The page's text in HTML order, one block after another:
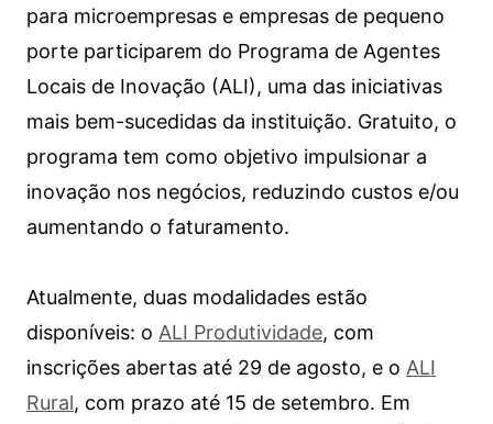
para microempresas e empresas de pequeno
porte participarem do Programa de Agentes
Locais de Inovação (ALI), uma das iniciativas
mais bem-sucedidas da instituição. Gratuito, o
programa tem como objetivo impulsionar a
inovação nos negócios, reduzindo custos e/ou
aumentando o faturamento.
Atualmente, duas modalidades estão
disponíveis: o ALI Produtividade, com
inscrições abertas até 29 de agosto, e o ALI
Rural, com prazo até 15 de setembro. Em